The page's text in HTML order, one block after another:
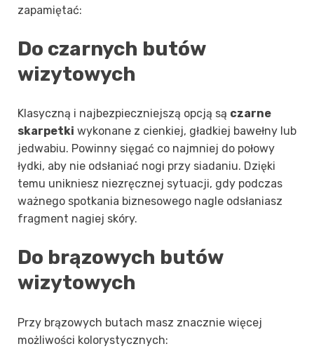
zapamiętać:
Do czarnych butów
wizytowych
Klasyczną i najbezpieczniejszą opcją są czarne
skarpetki wykonane z cienkiej, gładkiej bawełny lub
jedwabiu. Powinny sięgać co najmniej do połowy
łydki, aby nie odsłaniać nogi przy siadaniu. Dzięki
temu unikniesz niezręcznej sytuacji, gdy podczas
ważnego spotkania biznesowego nagle odsłaniasz
fragment nagiej skóry.
Do brązowych butów
wizytowych
Przy brązowych butach masz znacznie więcej
możliwości kolorystycznych: